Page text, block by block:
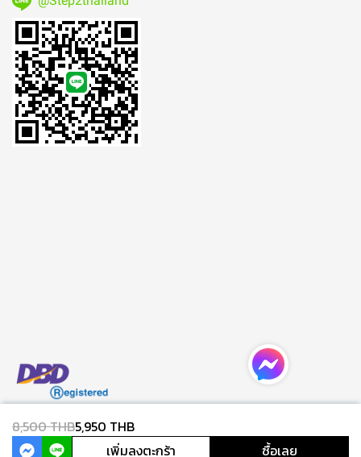
8,500 THB5,950 THB
เพิ่มลงตะกร้า
ซื้อเลย
Copyright 2024 | All Rights Reserved | Powered by MWE